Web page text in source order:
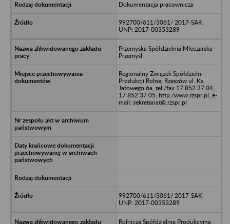
Dokumentacja pracownicza
992700/611/3061/ 2017-SAK;
UNP: 2017-00353289
Przemyska Spółdzielnia Mleczarska -
Przemyśl
Regionalny Związek Spółdzielni
Produkcji Rolnej Rzeszów ul. Ks.
Jałowego 6a, tel./fax 17 852 37 04,
17 852 37 05; http:/www.rzspr.pl, e-
mail: sekretariat@.rzspr.pl
992700/611/3061/ 2017-SAK;
UNP: 2017-00353289
Rolnicza Spółdzielnia Produkcyjna